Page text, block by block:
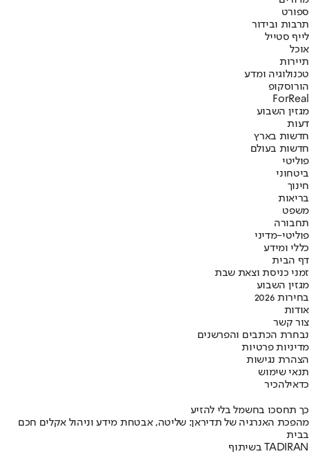
ספורט
תרבות ובידור
לייף סטייל
אוכל
תיירות
טכנולוגיה ומדע
הורוסקופ
ForReal
מגזין השבוע
דעות
חדשות בארץ
חדשות בעולם
פוליטי
ביטחוני
חינוך
בריאות
משפט
תחבורה
פוליטי-מדיני
כללי ומידע
דף הבית
זמני כניסת וצאת שבת
מגזין השבוע
בחירות 2026
אודות
צור קשר
נבחרת הכתבים והפרשנים
מדיניות פרטיות
הצהרת נגישות
תנאי שימוש
כדאילהכיר
כך תחסכו בחשמל בלי להזיע
מהפכת האנרגיה של תדיראן: שליטה, אבטחת מידע וניהול אקלים חכם
בבית
בשיתוף TADIRAN